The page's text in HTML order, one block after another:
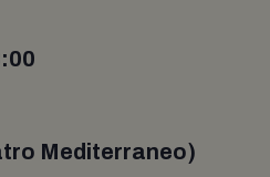
Mediterraneo)